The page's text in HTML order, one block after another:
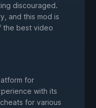
discouraged.
and this mod is
the best video
for
with its
for various